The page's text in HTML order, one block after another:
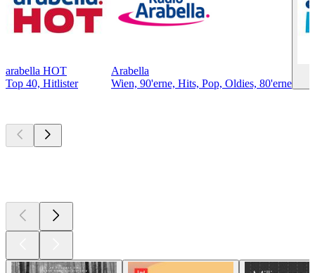
arabella HOT
Top 40, Hitlister
Arabella
Wien, 90'erne, Hits, Pop, Oldies, 80'erne